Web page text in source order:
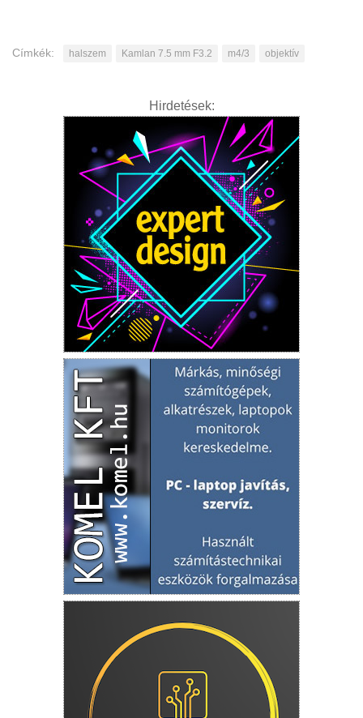
Címkék: halszem Kamlan 7.5 mm F3.2 m4/3 objektív
Hirdetések: